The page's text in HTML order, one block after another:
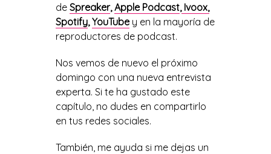
de Spreaker, Apple Podcast,Ivoox,
Spotify, YouTubey en la mayoría de
reproductores de podcast.
Nos vemos de nuevo el próximo
domingo con una nueva entrevista
experta. Si te ha gustado este
capítulo, no dudes en compartirlo
en tus redes sociales.
También, me ayuda si me dejas un